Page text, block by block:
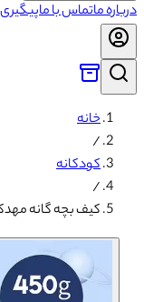
درباره ماتماس با ما
خانه
/
کودکانه
/
کیف بچه گانه